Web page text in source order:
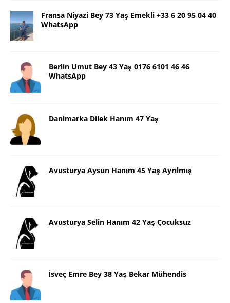
Fransa Niyazi Bey 73 Yaş Emekli +33 6 20 95 04 40
WhatsApp
Berlin Umut Bey 43 Yaş 0176 6101 46 46
WhatsApp
Danimarka Dilek Hanım 47 Yaş
Avusturya Aysun Hanım 45 Yaş Ayrılmış
Avusturya Selin Hanım 42 Yaş Çocuksuz
İsveç Emre Bey 38 Yaş Bekar Mühendis